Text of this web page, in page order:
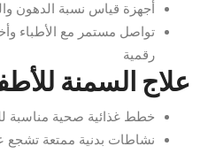
أجهزة قياس نسبة الدهون
تواصل مستمر مع الأطباء
رقمية
علاج السمنة
خطط غذائية صحية مناسبة
نشاطات بدنية ممتعة تشجع